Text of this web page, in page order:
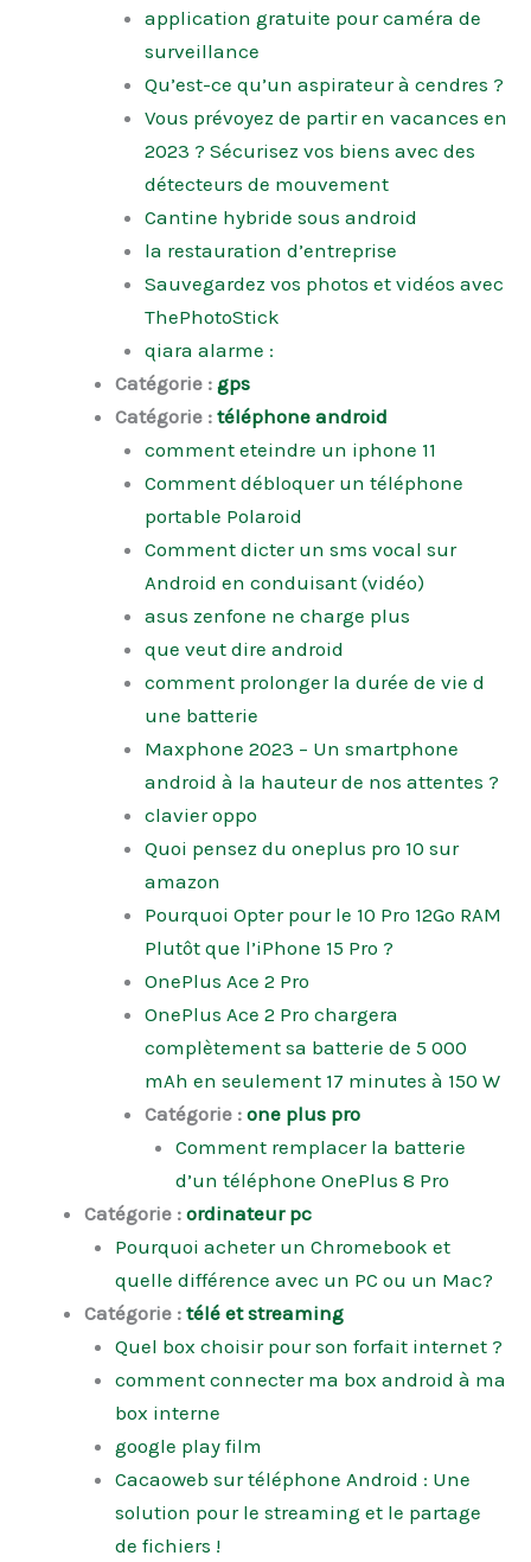
application gratuite pour caméra de
surveillance
Qu’est-ce qu’un aspirateur à cendres ?
Vous prévoyez de partir en vacances en
2023 ? Sécurisez vos biens avec des
détecteurs de mouvement
Cantine hybride sous android
la restauration d’entreprise
Sauvegardez vos photos et vidéos avec
ThePhotoStick
qiara alarme :
Catégorie : gps
Catégorie : téléphone android
comment eteindre un iphone 11
Comment débloquer un téléphone
portable Polaroid
Comment dicter un sms vocal sur
Android en conduisant (vidéo)
asus zenfone ne charge plus
que veut dire android
comment prolonger la durée de vie d
une batterie
Maxphone 2023 – Un smartphone
android à la hauteur de nos attentes ?
clavier oppo
Quoi pensez du oneplus pro 10 sur
amazon
Pourquoi Opter pour le 10 Pro 12Go RAM
Plutôt que l’iPhone 15 Pro ?
OnePlus Ace 2 Pro
OnePlus Ace 2 Pro chargera
complètement sa batterie de 5 000
mAh en seulement 17 minutes à 150 W
Catégorie : one plus pro
Comment remplacer la batterie
d’un téléphone OnePlus 8 Pro
Catégorie : ordinateur pc
Pourquoi acheter un Chromebook et
quelle différence avec un PC ou un Mac?
Catégorie : télé et streaming
Quel box choisir pour son forfait internet ?
comment connecter ma box android à ma
box interne
google play film
Cacaoweb sur téléphone Android : Une
solution pour le streaming et le partage
de fichiers !